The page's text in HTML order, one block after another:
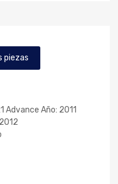
piezas
Advance Año: 2011